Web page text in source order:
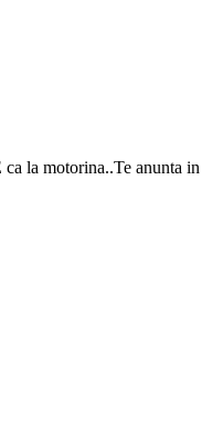
ca la motorina..Te anunta in